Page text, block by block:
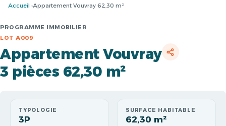
Accueil Appartement Vouvray 62,30 m²
PROGRAMME IMMOBILIER
LOT A009
Appartement Vouvray
3 pièces 62,30 m²
TYPOLOGIE
3P
SURFACE HABITABLE
62,30 m²